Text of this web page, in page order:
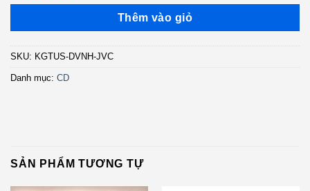
Thêm vào giỏ
SKU: KGTUS-DVNH-JVC
Danh mục: CD
SẢN PHẨM TƯƠNG TỰ